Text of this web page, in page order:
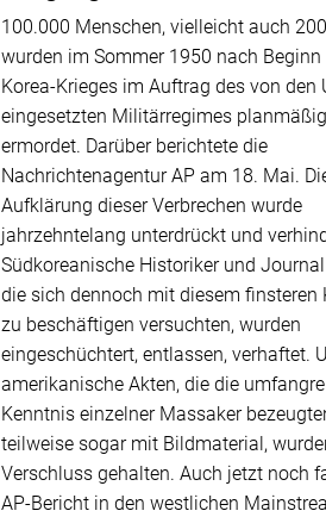
100.000 Menschen, vielleicht auch
wurden im Sommer 1950 nach Beginn
Korea-Krieges im Auftrag des von den
eingesetzten Militärregimes planmäßig
ermordet. Darüber berichtete die
Nachrichtenagentur AP am 18. Mai.
Aufklärung dieser Verbrechen wurde
jahrzehntelang unterdrückt und
Südkoreanische Historiker und
die sich dennoch mit diesem finsteren
zu beschäftigen versuchten, wurden
eingeschüchtert, entlassen, verhaftet.
amerikanische Akten, die die
Kenntnis einzelner Massaker
teilweise sogar mit Bildmaterial,
Verschluss gehalten. Auch jetzt noch
AP-Bericht in den westlichen